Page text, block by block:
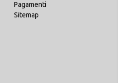
Pagamenti
Sitemap